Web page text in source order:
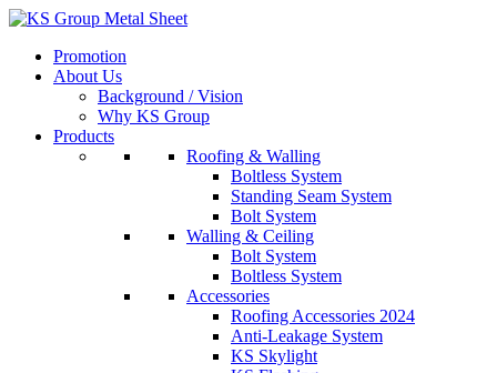
Skip
contentPromotion
About Us
Background / Vision
Why KS Group
Products
Roofing & Walling
Boltless System
Standing Seam System
Bolt System
Walling & Ceiling
Bolt System
Boltless System
Accessories
Roofing Accessories 2024
Anti-Leakage System
KS Skylight